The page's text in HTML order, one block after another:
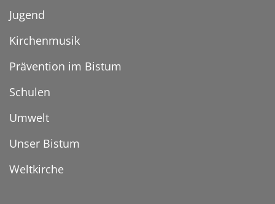
Jugend
Kirchenmusik
Prävention im Bistum
Schulen
Umwelt
Unser Bistum
Weltkirche